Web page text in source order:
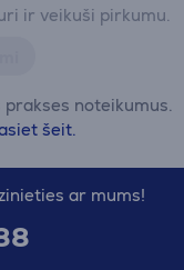
ir veikuši pirkumu.
noteikumus.
šeit.
ar mums!